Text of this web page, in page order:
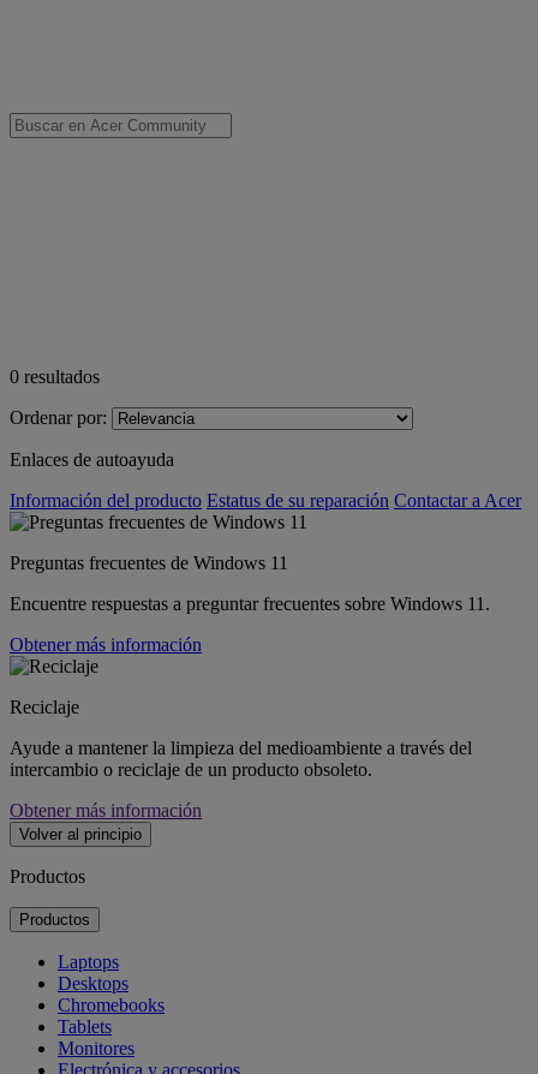
0 resultados
Ordenar por:
Enlaces de autoayuda
Información del producto Estatus de su reparación Contactar a Acer
Preguntas frecuentes de Windows 11
Encuentre respuestas a preguntar frecuentes sobre Windows 11.
Obtener más información
Reciclaje
Ayude a mantener la limpieza del medioambiente a través del
intercambio o reciclaje de un producto obsoleto.
Obtener más información
Volver al principio
Productos
Productos
Laptops
Desktops
Chromebooks
Tablets
Monitores